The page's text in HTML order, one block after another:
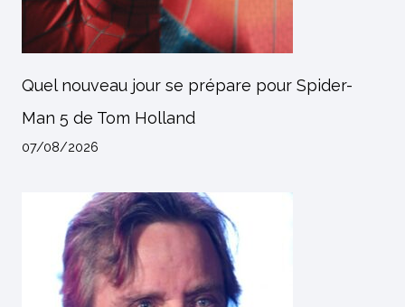
Quel nouveau jour se prépare pour Spider-
Man 5 de Tom Holland
07/08/2026